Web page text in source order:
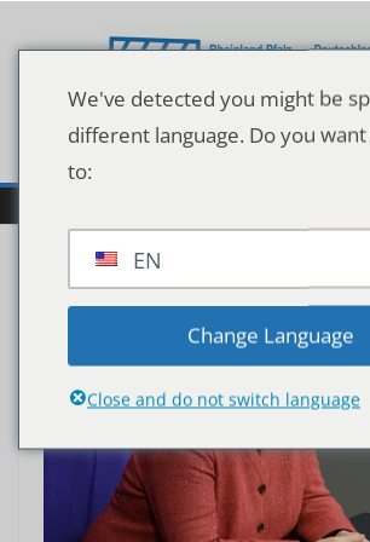
Inhalt
We've detected you might be
different language. Do you
to:
EN
Change Language
Close and do not switch language